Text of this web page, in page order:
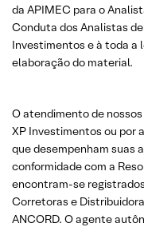
da APIMEC para o
Conduta dos Analistas
Investimentos e à toda a
elaboração do material.
O atendimento de
XP Investimentos ou por
que desempenham suas
conformidade com a
encontram-se
Corretoras e
ANCORD. O agente